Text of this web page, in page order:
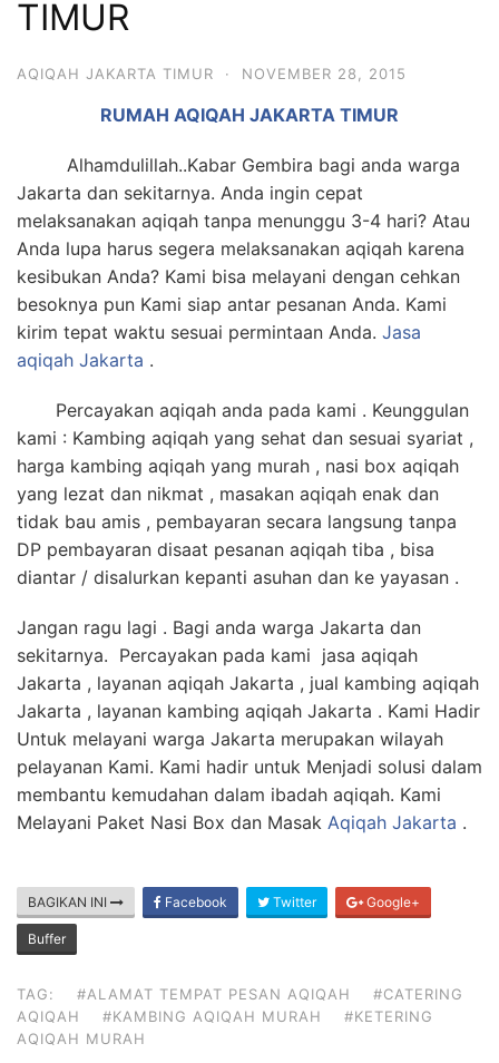
6713
TIMUR
AQIQAH JAKARTA TIMUR · NOVEMBER 28, 2015
RUMAH AQIQAH JAKARTA TIMUR
Alhamdulillah..Kabar Gembira bagi anda warga
Jakarta dan sekitarnya. Anda ingin cepat
melaksanakan aqiqah tanpa menunggu 3-4 hari? Atau
Anda lupa harus segera melaksanakan aqiqah karena
kesibukan Anda? Kami bisa melayani dengan cehkan
besoknya pun Kami siap antar pesanan Anda. Kami
kirim tepat waktu sesuai permintaan Anda. Jasa
aqiqah Jakarta .
Percayakan aqiqah anda pada kami . Keunggulan
kami : Kambing aqiqah yang sehat dan sesuai syariat ,
harga kambing aqiqah yang murah , nasi box aqiqah
yang lezat dan nikmat , masakan aqiqah enak dan
tidak bau amis , pembayaran secara langsung tanpa
DP pembayaran disaat pesanan aqiqah tiba , bisa
diantar / disalurkan kepanti asuhan dan ke yayasan .
Jangan ragu lagi . Bagi anda warga Jakarta dan
sekitarnya. Percayakan pada kami jasa aqiqah
Jakarta , layanan aqiqah Jakarta , jual kambing aqiqah
Jakarta , layanan kambing aqiqah Jakarta . Kami Hadir
Untuk melayani warga Jakarta merupakan wilayah
pelayanan Kami. Kami hadir untuk Menjadi solusi dalam
membantu kemudahan dalam ibadah aqiqah. Kami
Melayani Paket Nasi Box dan Masak Aqiqah Jakarta .
BAGIKAN INI Facebook Twitter Google+
Buffer
TAG: #ALAMAT TEMPAT PESAN AQIQAH
#CATERING
AQIQAH
#KAMBING AQIQAH MURAH
#KETERING
AQIQAH MURAH